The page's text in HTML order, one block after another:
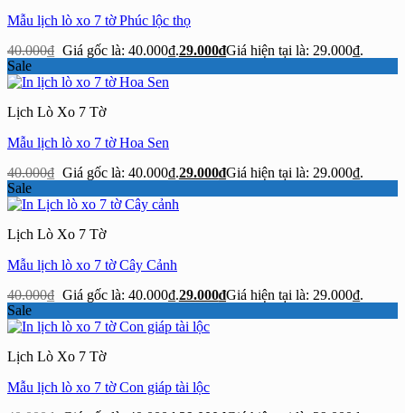
Mẫu lịch lò xo 7 tờ Phúc lộc thọ
40.000₫ Giá gốc là: 40.000₫.29.000₫Giá hiện tại là: 29.000₫.
Sale
Lịch Lò Xo 7 Tờ
Mẫu lịch lò xo 7 tờ Hoa Sen
40.000₫ Giá gốc là: 40.000₫.29.000₫Giá hiện tại là: 29.000₫.
Sale
Lịch Lò Xo 7 Tờ
Mẫu lịch lò xo 7 tờ Cây Cảnh
40.000₫ Giá gốc là: 40.000₫.29.000₫Giá hiện tại là: 29.000₫.
Sale
Lịch Lò Xo 7 Tờ
Mẫu lịch lò xo 7 tờ Con giáp tài lộc